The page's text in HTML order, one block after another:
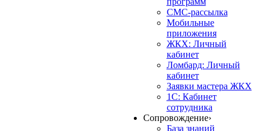
СМС-рассылка
Мобильные
приложения
ЖКХ: Личный
кабинет
Ломбард: Личный
кабинет
Заявки мастера ЖКХ
1С: Кабинет
сотрудника
Сопровождение›
База знаний